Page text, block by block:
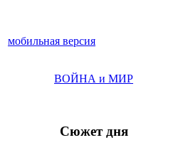
мобильная версия
ВОЙНА и МИР
Сюжет дня